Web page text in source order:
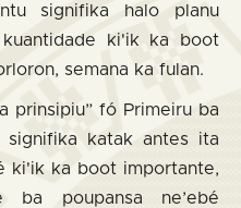
signifika halo planu
ki'ik ka boot
semana ka fulan.
prinsipiu” fó Primeiru ba
signifika katak antes ita
ki'ik ka boot importante,
poupansa ne’ebé